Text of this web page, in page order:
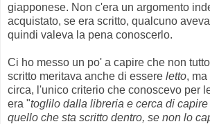
giapponese. Non c'era un argomento
acquistato, se era scritto, qualcuno
quindi valeva la pena conoscerlo.
Ci ho messo un po' a capire che non
scritto meritava anche di essere letto,
circa, l'unico criterio che conoscevo per
era "toglilo dalla libreria e cerca di
quello che sta scritto dentro, se non lo